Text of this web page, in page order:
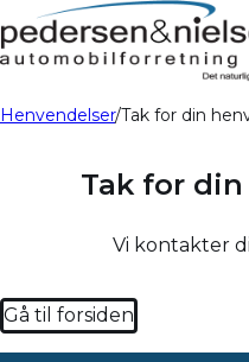
Henvendelser Tak for din
Tak for
Vi kontakter
Gå til forsiden